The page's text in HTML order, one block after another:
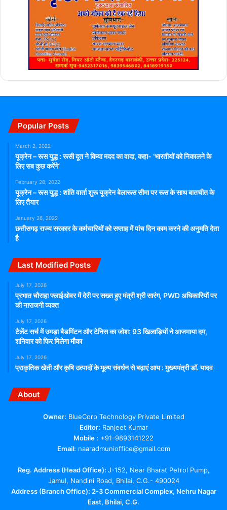
Popular Posts
March 2, 2022
यूक्रेन – रूस युद्ध : रूसी दूत ने किया मदद का वादा, कहा- ‘भारतीयों को निकालने के
लिए सब कुछ करेंगे’
February 28, 2022
यूक्रेन – रूस युद्ध : शांति वार्ता शुरू यूक्रेन बेलारूस सीमा पर रूस के साथ बातचीत के
लिए तैयार
January 26, 2022
छत्तीसगढ़ राज्य सरकार के कर्मचारियों को सप्ताह में पांच दिन काम करने की अनुमति देता
है
Last Modified Posts
July 17, 2026
प्रभात चौराहा फ्लाईओवर में देरी पर सख्त हुए मंत्री श्री सारंग, PWD अधिकारियों पर
की नाराजगी व्यक्त
July 17, 2026
टैलेंट सर्च में उमड़ा बैडमिंटन और टेनिस का जोश: 93 खिलाड़ियों ने आजमाया दम,
शनिवार को फिर मिलेगा मौका
July 17, 2026
प्राकृतिक खेती और कृषि उत्पादों के मूल्य संवर्धन से बढ़ाएं आय : मुख्यमंत्री डॉ. यादव
About
Owner: BlueCorp Technology Private Limited
Editor: Ranjeet Kumar
Mobile : +91-9893141222
Email: naaradmunioffice@gmail.com
Reg. Address (Head Office): J-152, Near Bharat Petrol Pump,
Jamul, Nandini Road, Bhilai, C.G.- 490024
Address (Branch Office): 2-3 Commercial Complex, Nehru Nagar
East, Bhilai, C.G.